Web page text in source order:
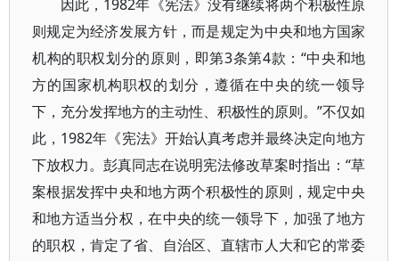
因此，1982年《宪法》没有继续将两个积极性原
则规定为经济发展方针，而是规定为中央和地方国家
机构的职权划分的原则，即第3条第4款：“中央和地
方的国家机构职权的划分，遵循在中央的统一领导
下，充分发挥地方的主动性、积极性的原则。”不仅如
此，1982年《宪法》开始认真考虑并最终决定向地方
下放权力。彭真同志在说明宪法修改草案时指出：“草
案根据发挥中央和地方两个积极性的原则，规定中央
和地方适当分权，在中央的统一领导下，加强了地方
的职权，肯定了省、自治区、直辖市人大和它的常委